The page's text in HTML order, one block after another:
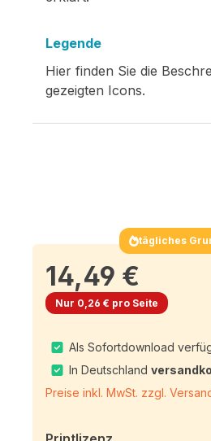
Legende
Hier finden Sie die
gezeigten Icons.
tägliches
14,49 €
Nur 0,26 € pro Seite
Als Sofortdownload
In Deutschland
Preise inkl. MwSt. zzgl.